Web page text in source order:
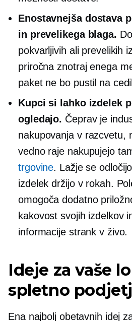
Enostavnejša dostava
in prevelikega blaga.
pokvarljivih ali prevelikih
priročna znotraj enega
paket ne bo pustil na
Kupci si lahko izdelek
ogledajo. Čeprav je
nakupovanja v razcvetu,
vedno raje nakupujejo
trgovine. Lažje se
izdelek držijo v rokah.
omogoča dodatno
kakovost svojih izdelkov
informacije strank v živo.
Ideje za vaše
spletno
Ena najbolj obetavnih idej